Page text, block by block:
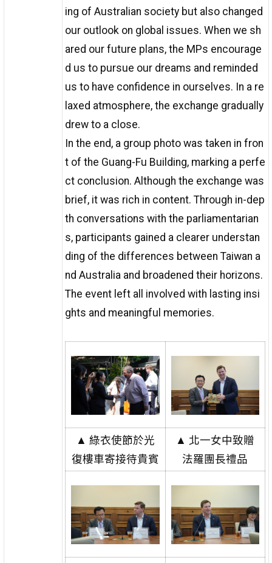
ing of Australian society but also changed
our outlook on global issues. When we sh
ared our future plans, the MPs encourage
d us to pursue our dreams and reminded
us to have confidence in ourselves. In a re
laxed atmosphere, the exchange gradually
drew to a close.
In the end, a group photo was taken in fron
t of the Guang-Fu Building, marking a perfe
ct conclusion. Although the exchange was
brief, it was rich in content. Through in-dep
th conversations with the parliamentarian
s, participants gained a clearer understan
ding of the differences between Taiwan a
nd Australia and broadened their horizons.
The event left all involved with lasting insi
ghts and meaningful memories.
▲ 綠衣使節於光
復樓車寄接待貴賓
▲ 北一女中致贈
法羅團長禮品